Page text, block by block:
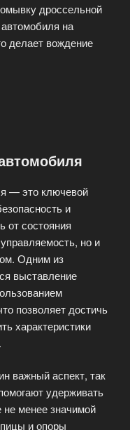
дроссельной
на
делает вождение
— это ключевой
и
от состояния
но и
Одним из
выставление
позволяет достичь
характеристики
важный аспект, так
удерживать
не менее значимой
и опоры